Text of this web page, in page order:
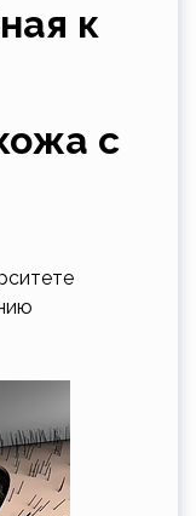
к
с